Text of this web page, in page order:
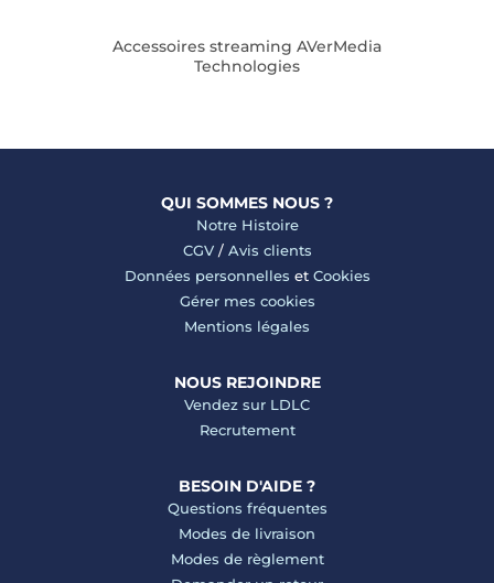
Accessoires streaming AVerMedia
Technologies
QUI SOMMES NOUS ?
Notre Histoire
CGV/ Avis clients
Données personnelles et Cookies
Gérer mes cookies
Mentions légales
NOUS REJOINDRE
Vendez sur LDLC
Recrutement
BESOIN D'AIDE ?
Questions fréquentes
Modes de livraison
Modes de règlement